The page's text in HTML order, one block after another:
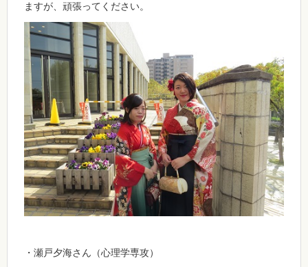
ますが、頑張ってください。
・瀬戸夕海さん（心理学専攻）